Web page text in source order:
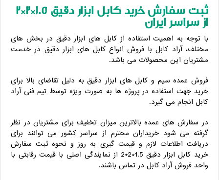
ثبت سفارش خرید کابل ابزار دقیق 1.5 *
2*2
از سراسر ایران
با توجه به اهمیت استفاده از کابل های ابزار دقیق در بخش های
مختلف، آراد کابل با فروش انواع کابل های ابزار دقیق در خدمت
مشتریان این محصولات می باشد.
فروش عمده سیم و کابل های ابزار دقیق به دلیل تقاضای بالا برای
خرید جهت استفاده در پروژه ها به صورت ویژه توسط تیم فنی آراد
کابل انجام می گیرد.
در سفارش های عمده بالاترین میزان تخفیف برای مشتریان در نظر
گرفته می شود خریداران محترم از سراسر کشور می توانند برای
دریافت اطلاعات لازم و قیمت گیری به روز و نحوه ثبت سفارش
خرید کابل ابزار دقیق 1.5*2*2 از نمایندگی اصلی با قیمت رقابتی با
واحد فروش آراد کابل در تماس باشند.